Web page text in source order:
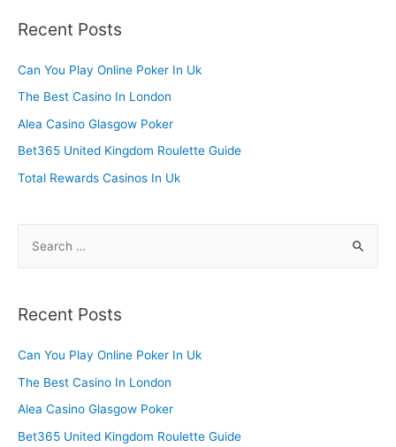
r
h
f
o
Recent Posts
Can You Play Online Poker In Uk
The Best Casino In London
Alea Casino Glasgow Poker
Bet365 United Kingdom Roulette Guide
Total Rewards Casinos In Uk
r
h
f
o
Recent Posts
Can You Play Online Poker In Uk
The Best Casino In London
Alea Casino Glasgow Poker
Bet365 United Kingdom Roulette Guide